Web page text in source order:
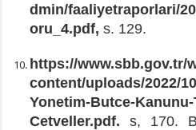
dmin/faaliyetraporlari/
oru_4.pdf, s. 129.
https://www.sbb.gov.tr/
content/uploads/2022/
Yonetim-Butce-
Cetveller.pdf.s, 170.